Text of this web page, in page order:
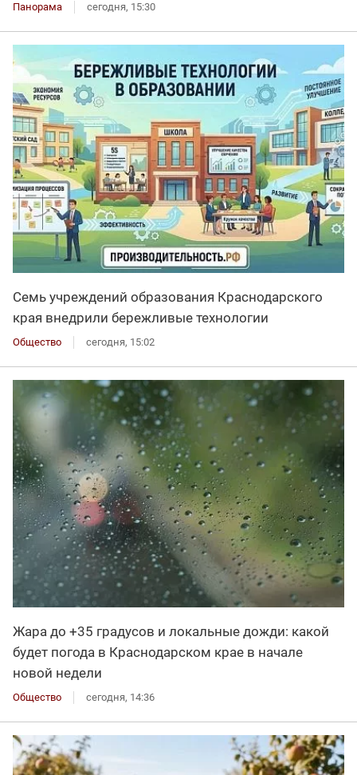
Панорама сегодня, 15:30
Семь учреждений образования Краснодарского
края внедрили бережливые технологии
Общество сегодня, 15:02
Жара до +35 градусов и локальные дожди: какой
будет погода в Краснодарском крае в начале
новой недели
Общество сегодня, 14:36